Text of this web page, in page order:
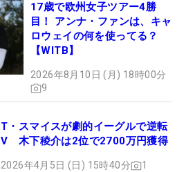
17歳で欧州女子ツアー4勝
目！ アンナ・ファンは、キャ
ロウェイの何を使ってる？
【WITB】
2026年8月10日 (月) 18時00分
9
T・スマイスが劇的イーグルで逆転
V 木下稜介は2位で2700万円獲得
2026年4月5日 (日) 15時40分 1